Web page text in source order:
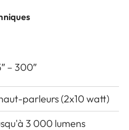
– 300″
parleurs (2x10 watt)
3 000 lumens